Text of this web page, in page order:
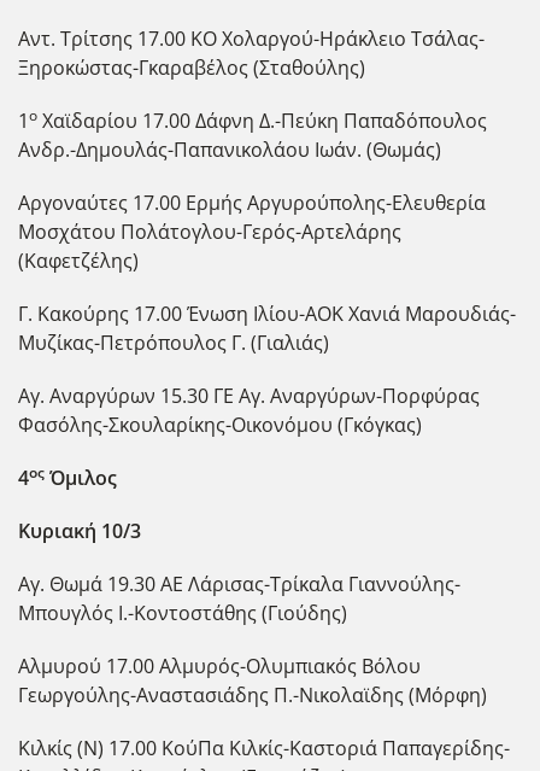
Αντ. Τρίτσης 17.00 ΚΟ Χολαργού-Ηράκλειο Τσάλας-
Ξηροκώστας-Γκαραβέλος (Σταθούλης)
1ο Χαϊδαρίου 17.00 Δάφνη Δ.-Πεύκη Παπαδόπουλος
Ανδρ.-Δημουλάς-Παπανικολάου Ιωάν. (Θωμάς)
Αργοναύτες 17.00 Ερμής Αργυρούπολης-Ελευθερία
Μοσχάτου Πολάτογλου-Γερός-Αρτελάρης
(Καφετζέλης)
Γ. Κακούρης 17.00 Ένωση Ιλίου-ΑΟΚ Χανιά Μαρουδιάς-
Μυζίκας-Πετρόπουλος Γ. (Γιαλιάς)
Αγ. Αναργύρων 15.30 ΓΕ Αγ. Αναργύρων-Πορφύρας
Φασόλης-Σκουλαρίκης-Οικονόμου (Γκόγκας)
4ος Όμιλος
Κυριακή 10/3
Αγ. Θωμά 19.30 ΑΕ Λάρισας-Τρίκαλα Γιαννούλης-
Μπουγλός Ι.-Κοντοστάθης (Γιούδης)
Αλμυρού 17.00 Αλμυρός-Ολυμπιακός Βόλου
Γεωργούλης-Αναστασιάδης Π.-Νικολαϊδης (Μόρφη)
Κιλκίς (Ν) 17.00 ΚούΠα Κιλκίς-Καστοριά Παπαγερίδης-